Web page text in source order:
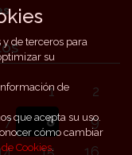
1
2
7 8
9
y de terceros para
su
de
que acepta su uso.
cómo cambiar
Cookies.